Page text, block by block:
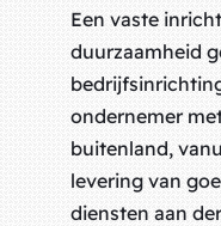
Een vaste
duurzaamheid
ondernemer
buitenland,
levering van
diensten aan